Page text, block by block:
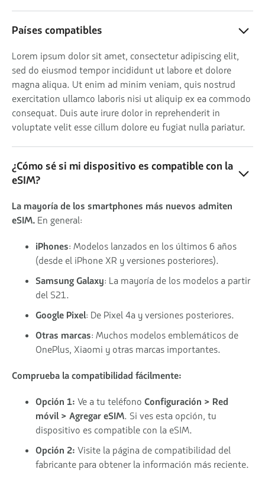
Países compatibles
Lorem ipsum dolor sit amet, consectetur adipiscing elit,
sed do eiusmod tempor incididunt ut labore et dolore
magna aliqua. Ut enim ad minim veniam, quis nostrud
exercitation ullamco laboris nisi ut aliquip ex ea commodo
consequat. Duis aute irure dolor in reprehenderit in
voluptate velit esse cillum dolore eu fugiat nulla pariatur.
¿Cómo sé si mi dispositivo es compatible con la
eSIM?
La mayoría de los smartphones más nuevos admiten
eSIM. En general:
iPhones: Modelos lanzados en los últimos 6 años
(desde el iPhone XR y versiones posteriores).
Samsung Galaxy: La mayoría de los modelos a partir
del S21.
Google Pixel: De Pixel 4a y versiones posteriores.
Otras marcas: Muchos modelos emblemáticos de
OnePlus, Xiaomi y otras marcas importantes.
Comprueba la compatibilidad fácilmente:
Opción 1: Ve a tu teléfono Configuración > Red
móvil > Agregar eSIM. Si ves esta opción, tu
dispositivo es compatible con la eSIM.
Opción 2: Visite la página de compatibilidad del
fabricante para obtener la información más reciente.